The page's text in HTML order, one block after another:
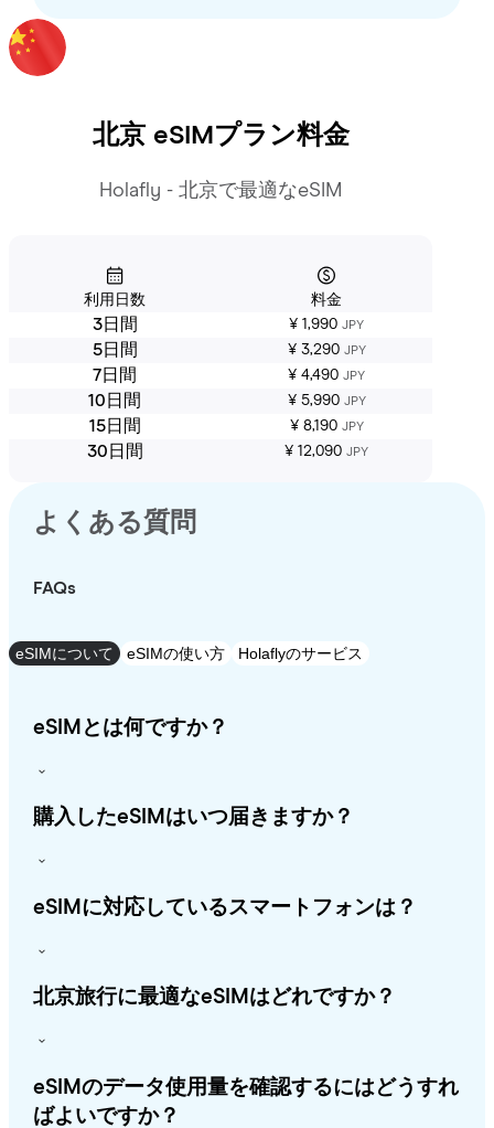
北京eSIMプラン料金
Holafly - 北京で最適なeSIM
利用日数 料金
3日間 ¥ 1,990 JPY
5日間 ¥ 3,290 JPY
7日間 ¥ 4,490 JPY
10日間 ¥ 5,990 JPY
15日間 ¥ 8,190 JPY
30日間 ¥ 12,090 JPY
よくある質問
FAQs
eSIMについて eSIMの使い方 Holaflyのサービス
eSIMとは何ですか？
購入したeSIMはいつ届きますか？
eSIMに対応しているスマートフォンは？
北京旅行に最適なeSIMはどれですか？
eSIMのデータ使用量を確認するにはどうすれ
ばよいですか？